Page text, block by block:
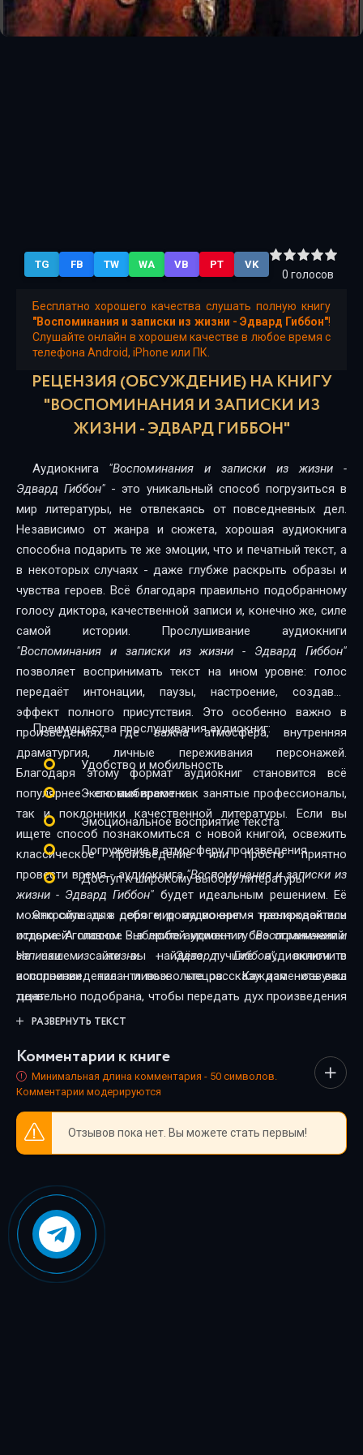
TG FB TW WA VB PT VK
0 голосов
Бесплатно хорошего качества слушать полную книгу
"Воспоминания и записки из жизни - Эдвард Гиббон"!
Слушайте онлайн в хорошем качестве в любое время с
телефона Android, iPhone или ПК.
РЕЦЕНЗИЯ (ОБСУЖДЕНИЕ) НА КНИГУ
"ВОСПОМИНАНИЯ И ЗАПИСКИ ИЗ
ЖИЗНИ - ЭДВАРД ГИББОН"
Аудиокнига "Воспоминания и записки из жизни -
Эдвард Гиббон" - это уникальный способ погрузиться в
мир литературы, не отвлекаясь от повседневных дел.
Независимо от жанра и сюжета, хорошая аудиокнига
способна подарить те же эмоции, что и печатный текст, а
в некоторых случаях - даже глубже раскрыть образы и
чувства героев. Всё благодаря правильно подобранному
голосу диктора, качественной записи и, конечно же, силе
самой истории. Прослушивание аудиокниги
"Воспоминания и записки из жизни - Эдвард Гиббон"
позволяет воспринимать текст на ином уровне: голос
передаёт интонации, паузы, настроение, создавая
эффект полного присутствия. Это особенно важно в
произведениях, где важна атмосфера, внутренняя
драматургия, личные переживания персонажей.
Благодаря этому формат аудиокниг становится всё
популярнее - его выбирают как занятые профессионалы,
так и поклонники качественной литературы. Если вы
ищете способ познакомиться с новой книгой, освежить
классическое произведение или просто приятно
провести время - аудиокнига"Воспоминания и записки из
жизни - Эдвард Гиббон" будет идеальным решением. Её
можно слушать в дороге, дома, во время тренировок или
отдыха. А главное - в любой момент и без ограничений.
На нашем сайте вы найдёте лучшие аудиокниги в
исполнении талантливых чтецов. Каждая озвучка
тщательно подобрана, чтобы передать дух произведения
и сделать прослушивание максимально комфортным.
любовные истории - мы собрали всё, чтобы каждый
нашёл книгу по душе.
Преимущества прослушивания аудиокниг:
Удобство и мобильность
Экономия времени
Эмоциональное восприятие текста
Погружение в атмосферу произведения
Доступ к широкому выбору литературы
Откройте для себя мир аудиокниг - наслаждайтесь
историей голосом. Выберите аудиокнигу"Воспоминания и
записки из жизни - Эдвард Гиббон", включите
воспроизведение - и позвольте рассказу изменить ваш
день.
РАЗВЕРНУТЬ ТЕКСТ
Комментарии к книге
Минимальная длина комментария - 50 символов.
Комментарии модерируются
Отзывов пока нет. Вы можете стать первым!